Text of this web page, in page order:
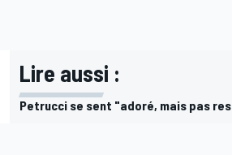
Lire aussi :
Petrucci se sent "adoré, mais pas